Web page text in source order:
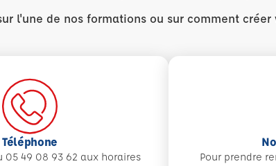
l'une de nos formations ou sur comment
Téléphone
05 49 08 93 62 aux horaires
Pour prendre